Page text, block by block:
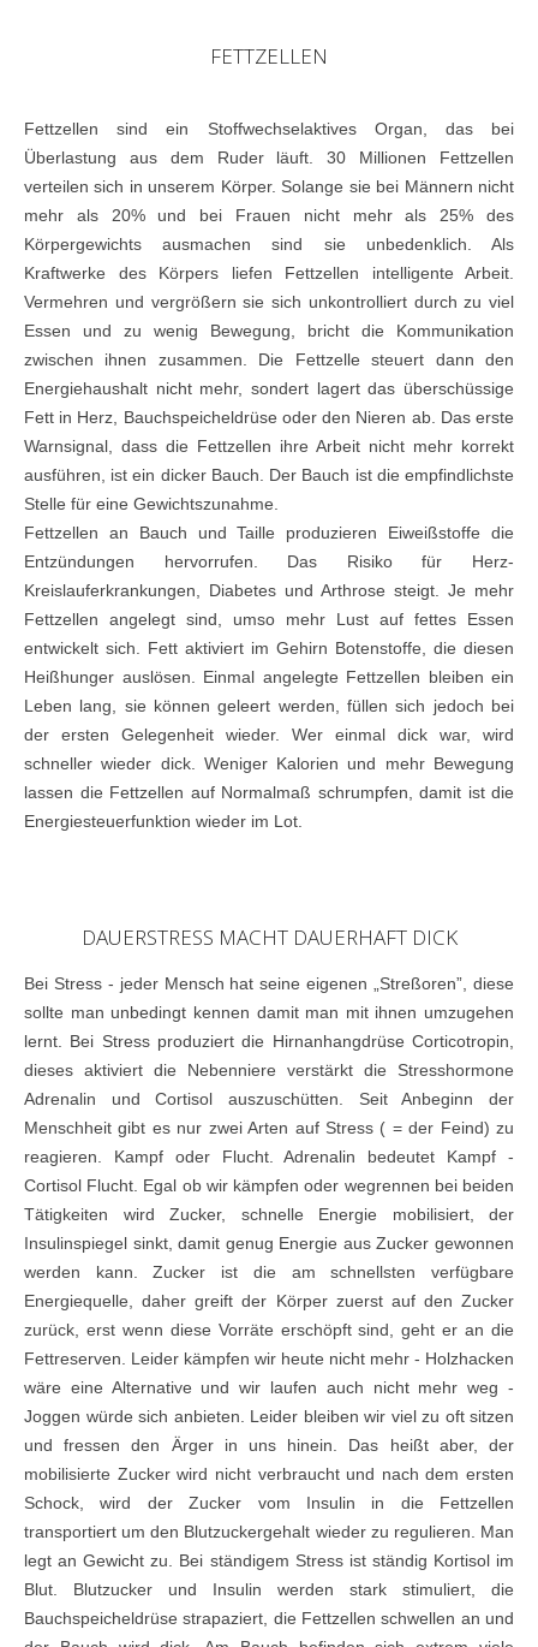
FETTZELLEN
Fettzellen sind ein Stoffwechselaktives Organ, das bei
Überlastung aus dem Ruder läuft. 30 Millionen Fettzellen
verteilen sich in unserem Körper. Solange sie bei Männern nicht
mehr als 20% und bei Frauen nicht mehr als 25% des
Körpergewichts ausmachen sind sie unbedenklich. Als
Kraftwerke des Körpers liefen Fettzellen intelligente Arbeit.
Vermehren und vergrößern sie sich unkontrolliert durch zu viel
Essen und zu wenig Bewegung, bricht die Kommunikation
zwischen ihnen zusammen. Die Fettzelle steuert dann den
Energiehaushalt nicht mehr, sondert lagert das überschüssige
Fett in Herz, Bauchspeicheldrüse oder den Nieren ab. Das erste
Warnsignal, dass die Fettzellen ihre Arbeit nicht mehr korrekt
ausführen, ist ein dicker Bauch. Der Bauch ist die empfindlichste
Stelle für eine Gewichtszunahme.
Fettzellen an Bauch und Taille produzieren Eiweißstoffe die
Entzündungen hervorrufen. Das Risiko für Herz-
Kreislauferkrankungen, Diabetes und Arthrose steigt. Je mehr
Fettzellen angelegt sind, umso mehr Lust auf fettes Essen
entwickelt sich. Fett aktiviert im Gehirn Botenstoffe, die diesen
Heißhunger auslösen. Einmal angelegte Fettzellen bleiben ein
Leben lang, sie können geleert werden, füllen sich jedoch bei
der ersten Gelegenheit wieder. Wer einmal dick war, wird
schneller wieder dick. Weniger Kalorien und mehr Bewegung
lassen die Fettzellen auf Normalmaß schrumpfen, damit ist die
Energiesteuerfunktion wieder im Lot.
DAUERSTRESS MACHT DAUERHAFT DICK
Bei Stress - jeder Mensch hat seine eigenen „Streßoren”, diese
sollte man unbedingt kennen damit man mit ihnen umzugehen
lernt. Bei Stress produziert die Hirnanhangdrüse Corticotropin,
dieses aktiviert die Nebenniere verstärkt die Stresshormone
Adrenalin und Cortisol auszuschütten. Seit Anbeginn der
Menschheit gibt es nur zwei Arten auf Stress ( = der Feind) zu
reagieren. Kampf oder Flucht. Adrenalin bedeutet Kampf -
Cortisol Flucht. Egal ob wir kämpfen oder wegrennen bei beiden
Tätigkeiten wird Zucker, schnelle Energie mobilisiert, der
Insulinspiegel sinkt, damit genug Energie aus Zucker gewonnen
werden kann. Zucker ist die am schnellsten verfügbare
Energiequelle, daher greift der Körper zuerst auf den Zucker
zurück, erst wenn diese Vorräte erschöpft sind, geht er an die
Fettreserven. Leider kämpfen wir heute nicht mehr - Holzhacken
wäre eine Alternative und wir laufen auch nicht mehr weg -
Joggen würde sich anbieten. Leider bleiben wir viel zu oft sitzen
und fressen den Ärger in uns hinein. Das heißt aber, der
mobilisierte Zucker wird nicht verbraucht und nach dem ersten
Schock, wird der Zucker vom Insulin in die Fettzellen
transportiert um den Blutzuckergehalt wieder zu regulieren. Man
legt an Gewicht zu. Bei ständigem Stress ist ständig Kortisol im
Blut. Blutzucker und Insulin werden stark stimuliert, die
Bauchspeicheldrüse strapaziert, die Fettzellen schwellen an und